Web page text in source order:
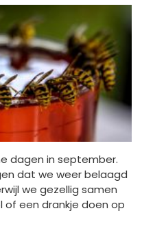
dagen in september.
dat we weer belaagd
we gezellig samen
een drankje doen op